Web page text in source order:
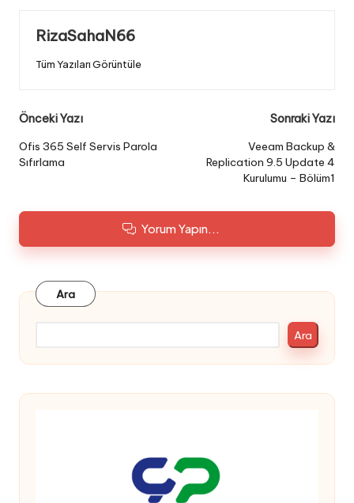
RizaSahaN66
Tüm Yazıları Görüntüle
Post
navigation
Önceki Yazı
Ofis 365 Self Servis Parola
Sıfırlama
Sonraki Yazı
Veeam Backup &
Replication 9.5 Update 4
Kurulumu – Bölüm1
Yorum Yapın...
Ara
Ara